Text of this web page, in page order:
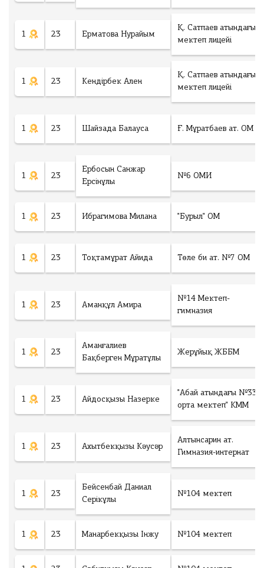
1 23 Ерматова Нурайым
Қ. Сатпаев атындағы
мектеп лицейі
1 23 Кендірбек Ален
Қ. Сатпаев атындағы
мектеп лицейі
1 23 Шайзада Балауса Ғ. Мұратбаев ат. ОМ
1 23
Ербосын Санжар
Ерсінұлы
№6 ОМИ
1 23 Ибрагимова Милана "Бурыл" ОМ
1 23 Тоқтамұрат Айида Төле би ат. №7 ОМ
1 23 Аманқұл Амира
№14 Мектеп-
гимназия
1 23
Аманғалиев
Бақберген Мұратұлы
Жерұйық ЖББМ
1 23 Айдосқызы Назерке
"Абай атындағы №33
орта мектеп" КММ
1 23 Ахытбекқызы Кәусәр
Алтынсарин ат.
Гимназия-интернат
1 23
Бейсенбай Даниал
Серікұлы
№104 мектеп
1 23 Манарбекқызы Інжу №104 мектеп